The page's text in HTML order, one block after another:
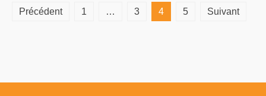
Pagination
Précédent 1 … 3 4 5 Suivant